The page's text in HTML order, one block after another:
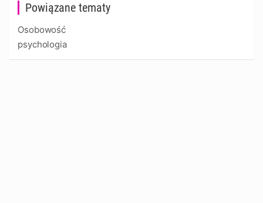
Powiązane tematy
Osobowość
psychologia